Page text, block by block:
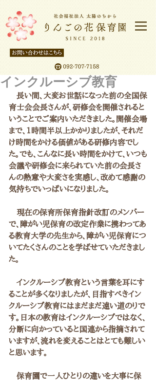
インクルーシブ教育
長い間、大変お世話になった前の全国保
育士会会長さんが、研修会を開催されると
いうことでご案内いただきました。開催会場
まで、1時間半以上かかりましたが、それだ
け時間をかける価値がある研修内容でし
た。でも、こんなに長い時間をかけて、いつも
会議や研修会に来られていた前の会長さ
んの熱意や大変さを実感し、改めて感謝の
気持ちでいっぱいになりました。
現在の保育所保育指針改訂のメンバー
で、障がい児保育の改定作業に携わってあ
る教育大学の先生から、障がい児保育につ
いてたくさんのことを学ばせていただきまし
た。
インクルーシブ教育という言葉を耳にす
ることが多くなりましたが、目指すべきイン
クルーシブ教育にはまだまだ遠い道のりで
す。日本の教育はインクルーシブではなく、
分断に向かっていると国連から指摘されて
いますが、流れを変えることはとても難しい
と思います。
保育園で一人ひとりの違いを大事に保